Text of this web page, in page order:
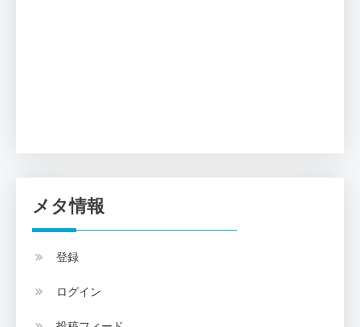
メタ情報
登録
ログイン